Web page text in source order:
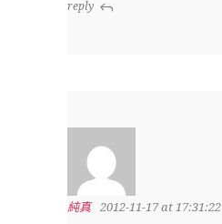
reply
純真 2012-11-17 at 17:31:22